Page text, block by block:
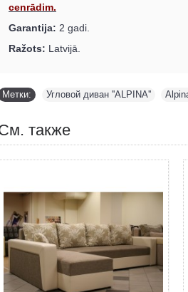
cenrādim.
Garantija: 2 gadi.
Ražots: Latvijā.
Метки: Угловой диван ''ALPINA''
также